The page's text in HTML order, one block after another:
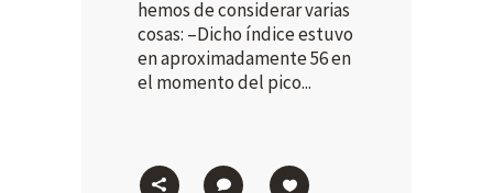
hemos de considerar varias
cosas: –Dicho índice estuvo
en aproximadamente 56 en
el momento del pico...